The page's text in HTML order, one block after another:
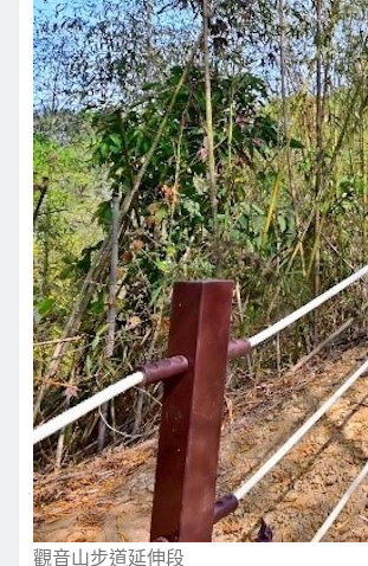
觀音山步道延伸段